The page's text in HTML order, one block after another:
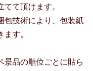
て頂けます。
包技術により、包装紙
す。
景品の順位ごとに貼ら